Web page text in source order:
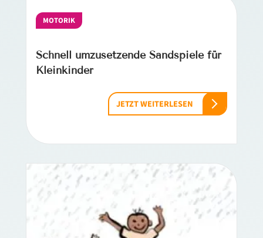
MOTORIK
Schnell umzusetzende Sandspiele für
Kleinkinder
JETZT WEITERLESEN